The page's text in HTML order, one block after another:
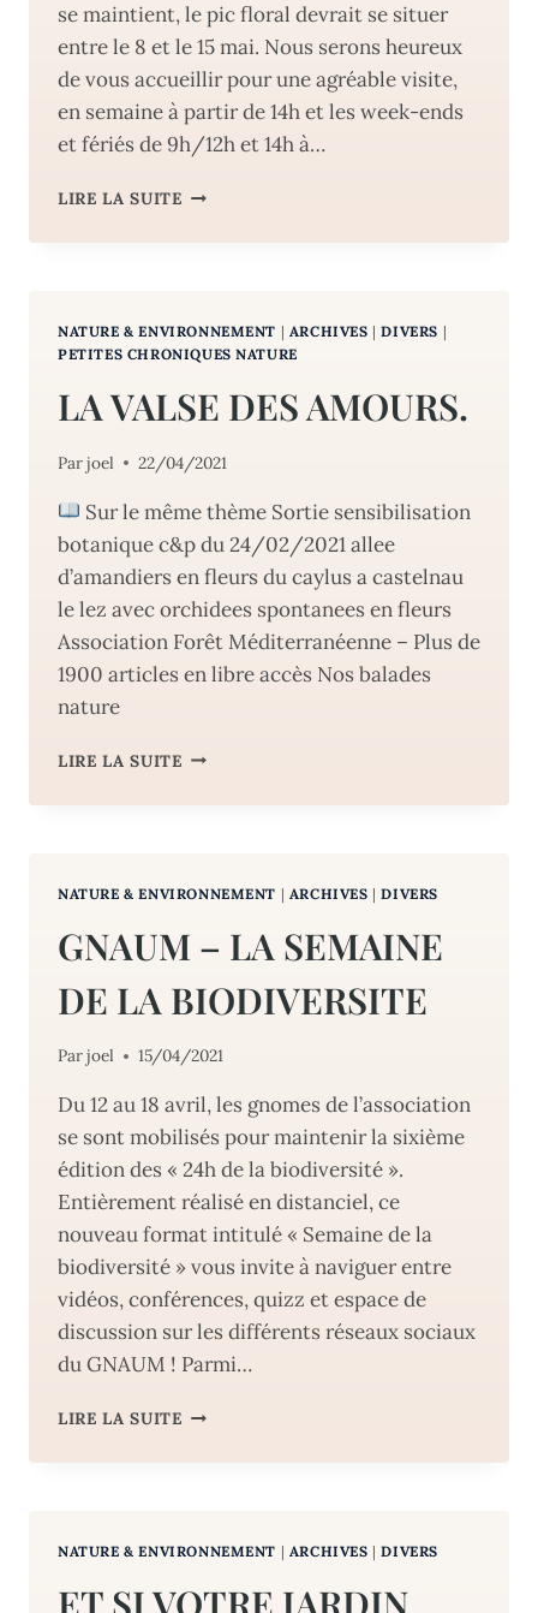
se maintient, le pic floral devrait se situer
entre le 8 et le 15 mai. Nous serons heureux
de vous accueillir pour une agréable visite,
en semaine à partir de 14h et les week-ends
et fériés de 9h/12h et 14h à…
LIRE LA SUITEINVITATION
IRISERAIE
NATURE & ENVIRONNEMENT | ARCHIVES |DIVERS |
PETITES CHRONIQUES NATURE
LA VALSE DES AMOURS.
Parjoel 22/04/2021
Sur le même thème Sortie sensibilisation
botanique c&p du 24/02/2021 allee
d’amandiers en fleurs du caylus a castelnau
le lez avec orchidees spontanees en fleurs
Association Forêt Méditerranéenne – Plus de
1900 articles en libre accès Nos balades
nature
LIRE LA SUITELA
DES
NATURE & ENVIRONNEMENT | ARCHIVES |DIVERS
GNAUM – LA SEMAINE
DE LA BIODIVERSITE
Parjoel 15/04/2021
Du 12 au 18 avril, les gnomes de l’association
se sont mobilisés pour maintenir la sixième
édition des « 24h de la biodiversité ».
Entièrement réalisé en distanciel, ce
nouveau format intitulé « Semaine de la
biodiversité » vous invite à naviguer entre
vidéos, conférences, quizz et espace de
discussion sur les différents réseaux sociaux
du GNAUM ! Parmi…
LIRE LA SUITEGNAUM
LA
BIODIVERSITE
NATURE & ENVIRONNEMENT | ARCHIVES |DIVERS